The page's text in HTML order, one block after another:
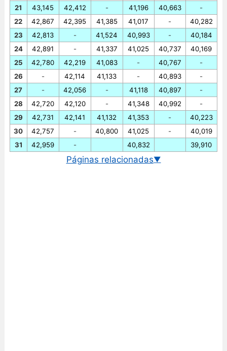
21
22
23
24
25
26
27
28
29
30
31
43,145
42,867
42,813
42,891
42,780
-
-
42,720
42,731
42,757
42,959
42,412
42,395
-
-
42,219
42,114
42,056
42,120
42,141
-
-
-
41,385
41,524
41,337
41,083
41,133
-
-
41,132
40,800
41,196
41,017
40,993
41,025
-
-
41,118
41,348
41,353
41,025
40,832
40,663
-
-
40,737
40,767
40,893
40,897
40,992
-
-
-
40,282
40,184
40,169
-
-
-
-
40,223
40,019
39,910
Páginas relacionadas▼